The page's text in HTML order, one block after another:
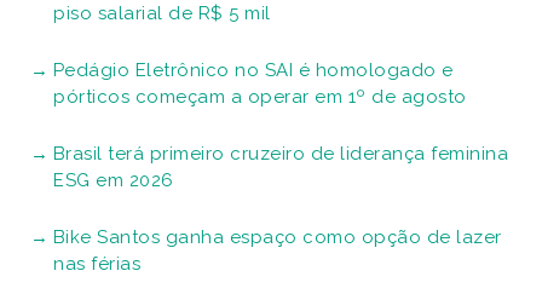
piso salarial de R$ 5 mil
Pedágio Eletrônico no SAI é homologado e
pórticos começam a operar em 1º de agosto
Brasil terá primeiro cruzeiro de liderança feminina
ESG em 2026
Bike Santos ganha espaço como opção de lazer
nas férias